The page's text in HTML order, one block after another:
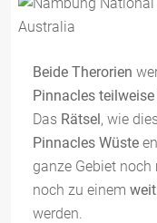
Beide Therorien
Pinnacles
Das Rätsel, wie
Pinnacles Wüste
ganze Gebiet
noch zu einem
werden.